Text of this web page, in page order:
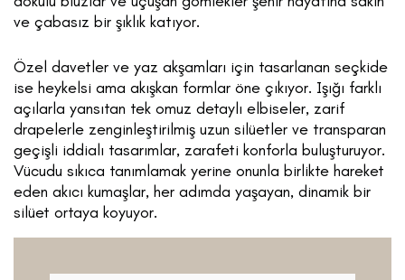
ve çabasız bir şıklık katıyor.
Özel davetler ve yaz akşamları için tasarlanan seçkide
ise heykelsi ama akışkan formlar öne çıkıyor. Işığı farklı
açılarla yansıtan tek omuz detaylı elbiseler, zarif
drapelerle zenginleştirilmiş uzun silüetler ve transparan
geçişli iddialı tasarımlar, zarafeti konforla buluşturuyor.
Vücudu sıkıca tanımlamak yerine onunla birlikte hareket
eden akıcı kumaşlar, her adımda yaşayan, dinamik bir
silüet ortaya koyuyor.